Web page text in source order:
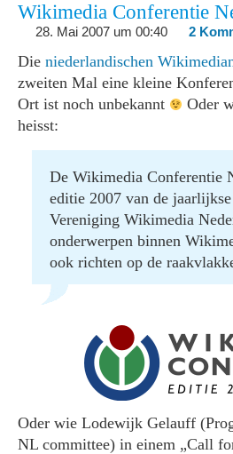
Wikimedia Conferentie
28. Mai 2007 um 00:40 2
Die niederlandischen
zweiten Mal eine kleine
Ort ist noch unbekannt
Oder
heisst:
De Wikimedia Conferentie
editie 2007 van de
Vereniging Wikimedia
onderwerpen binnen
ook richten op de
Oder wie Lodewijk Gelauff
NL committee) in einem „Call